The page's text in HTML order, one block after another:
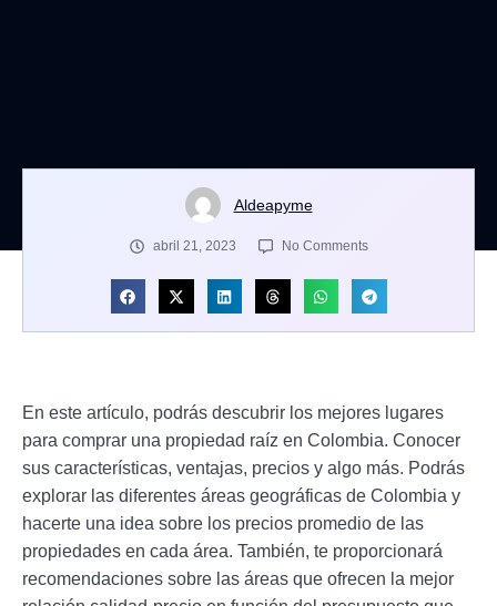
Aldeapyme
abril 21, 2023 No Comments
En este artículo, podrás descubrir los mejores lugares
para comprar una propiedad raíz en Colombia. Conocer
sus características, ventajas, precios y algo más. Podrás
explorar las diferentes áreas geográficas de Colombia y
hacerte una idea sobre los precios promedio de las
propiedades en cada área. También, te proporcionará
recomendaciones sobre las áreas que ofrecen la mejor